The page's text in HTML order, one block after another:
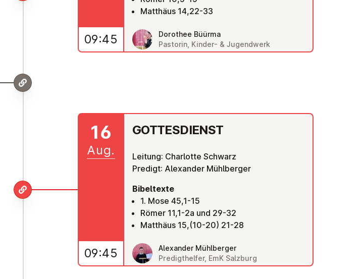
Matthäus 14,22-33
Dorothee Büürma
Pastorin, Kinder- & Jugendwerk
09:45
GOT­TES­DIENST
Leitung: Charlotte Schwarz
Predigt: Alexander Mühlberger
Bibeltexte
1. Mose 45,1-15
Römer 11,1-2a und 29-32
Matthäus 15,(10-20) 21-28
Alexander Mühlberger
Predigthelfer, EmK Salzburg
16
Aug.
09:45